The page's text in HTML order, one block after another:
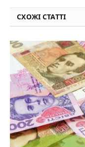
СХОЖІ СТАТТІ